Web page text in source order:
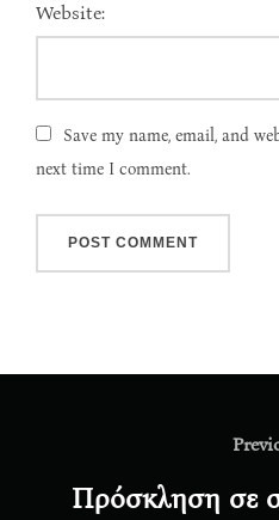
Website:
Save my name, email, and
next time I comment.
Πρόσκληση σε